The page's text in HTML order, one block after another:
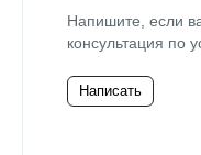
Напишите, если
консультация по
Написать